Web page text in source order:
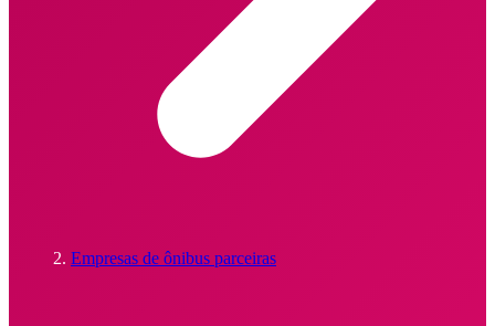
Empresas de ônibus parceiras